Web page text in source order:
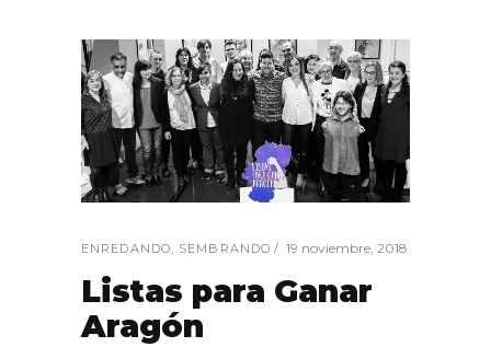
ENREDANDO, SEMBRANDO 19 noviembre, 2018
Listas para Ganar
Aragón